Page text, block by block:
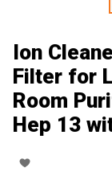
Ion
Filter for
Room
Hep 13